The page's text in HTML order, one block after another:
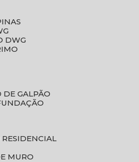
DWG
DE GALPÃO
RESIDENCIAL
MURO